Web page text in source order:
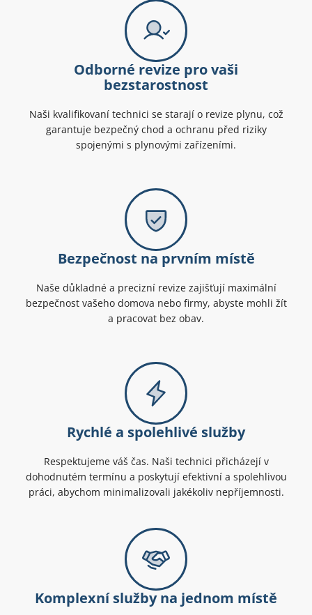
Odborné revize pro vaši
bezstarostnost
Naši kvalifikovaní technici se starají o revize plynu, což
garantuje bezpečný chod a ochranu před riziky
spojenými s plynovými zařízeními.
Bezpečnost na prvním místě
Naše důkladné a precizní revize zajišťují maximální
bezpečnost vašeho domova nebo firmy, abyste mohli žít
a pracovat bez obav.
Rychlé a spolehlivé služby
Respektujeme váš čas. Naši technici přicházejí v
dohodnutém termínu a poskytují efektivní a spolehlivou
práci, abychom minimalizovali jakékoliv nepříjemnosti.
Komplexní služby na jednom místě